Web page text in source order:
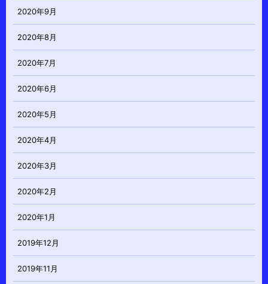
2020年9月
2020年8月
2020年7月
2020年6月
2020年5月
2020年4月
2020年3月
2020年2月
2020年1月
2019年12月
2019年11月